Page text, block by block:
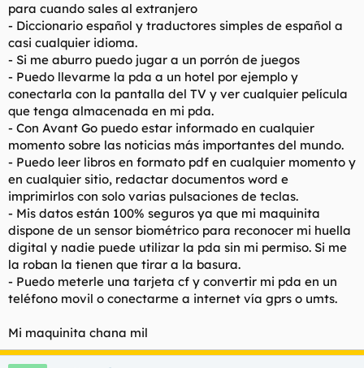
para cuando sales al extranjero
- Diccionario español y traductores simples de español a
casi cualquier idioma.
- Si me aburro puedo jugar a un porrón de juegos
- Puedo llevarme la pda a un hotel por ejemplo y
conectarla con la pantalla del TV y ver cualquier película
que tenga almacenada en mi pda.
- Con Avant Go puedo estar informado en cualquier
momento sobre las noticias más importantes del mundo.
- Puedo leer libros en formato pdf en cualquier momento y
en cualquier sitio, redactar documentos word e
imprimirlos con solo varias pulsaciones de teclas.
- Mis datos están 100% seguros ya que mi maquinita
dispone de un sensor biométrico para reconocer mi huella
digital y nadie puede utilizar la pda sin mi permiso. Si me
la roban la tienen que tirar a la basura.
- Puedo meterle una tarjeta cf y convertir mi pda en un
teléfono movil o conectarme a internet vía gprs o umts.
Mi maquinita chana mil